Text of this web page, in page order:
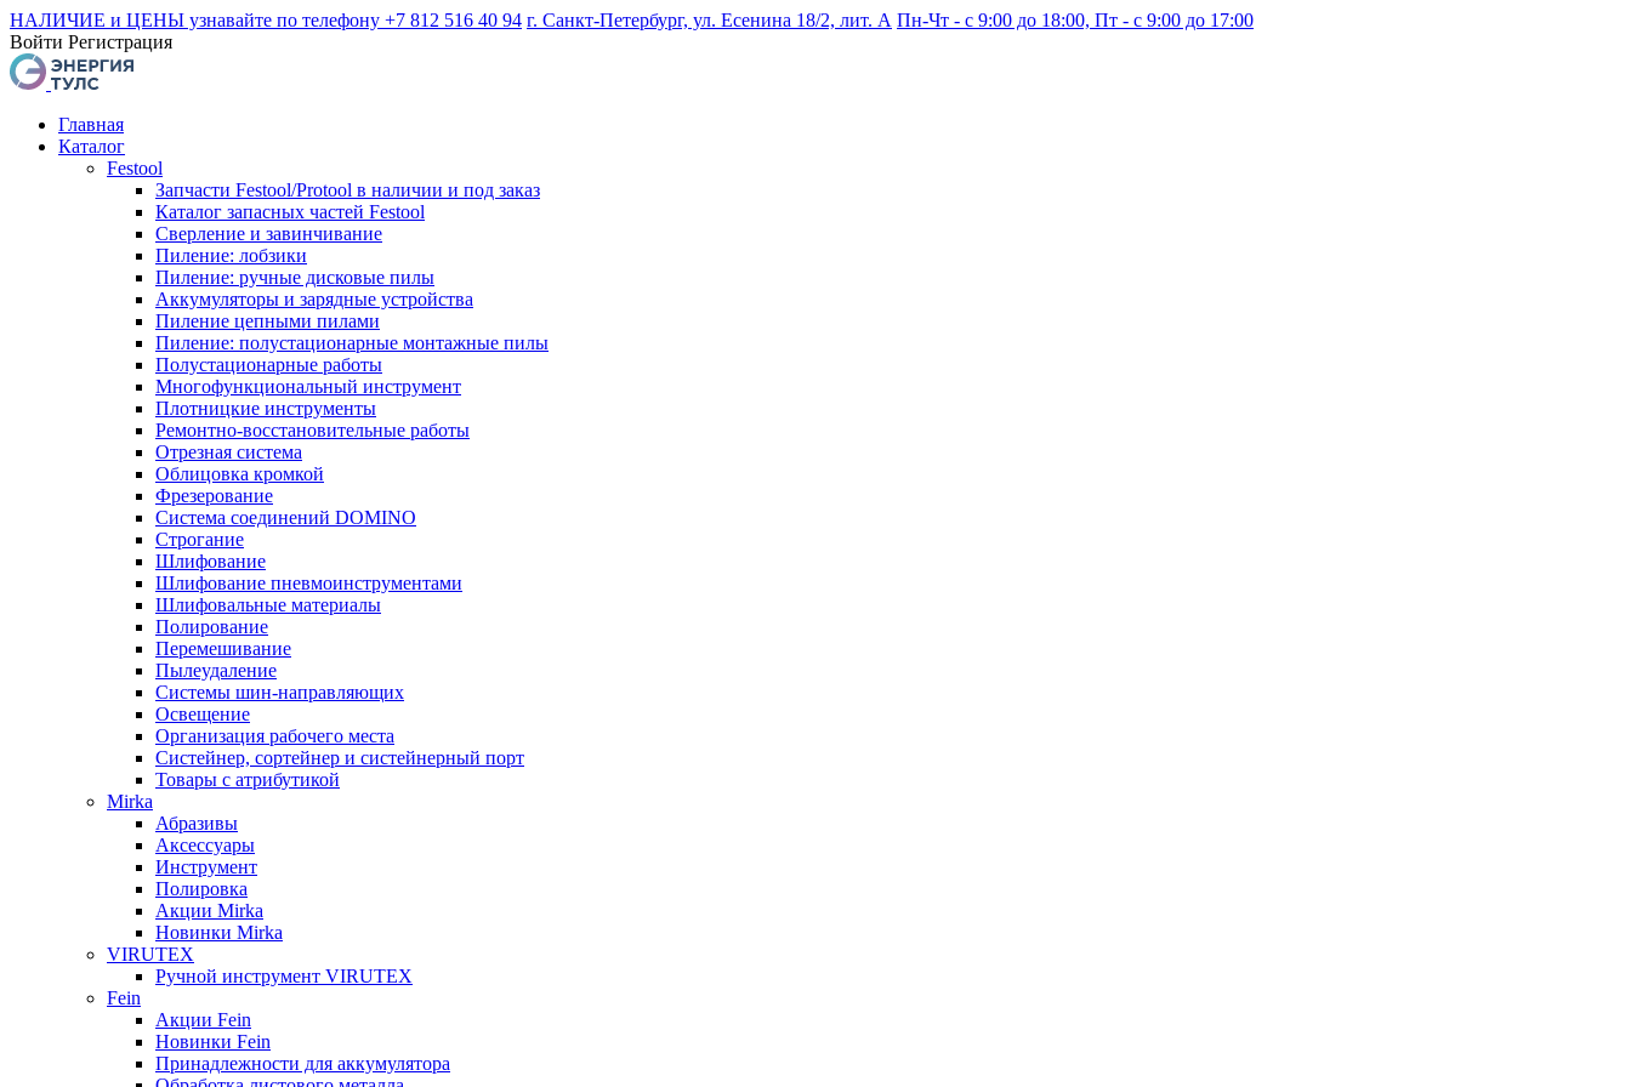
НАЛИЧИЕ и ЦЕНЫ узнавайте по телефону +7 812 516 40 94 г. Санкт-Петербург, ул. Есенина 18/2, лит. А Пн-Чт - с 9:00 до 18:00, Пт - с 9:00 до 17:00
Войти Регистрация
Главная
Каталог
Festool
Запчасти Festool/Protool в наличии и под заказ
Каталог запасных частей Festool
Сверление и завинчивание
Пиление: лобзики
Пиление: ручные дисковые пилы
Аккумуляторы и зарядные устройства
Пиление цепными пилами
Пиление: полустационарные монтажные пилы
Полустационарные работы
Многофункциональный инструмент
Плотницкие инструменты
Ремонтно-восстановительные работы
Отрезная система
Облицовка кромкой
Фрезерование
Система соединений DOMINO
Строгание
Шлифование
Шлифование пневмоинструментами
Шлифовальные материалы
Полирование
Перемешивание
Пылеудаление
Системы шин-направляющих
Освещение
Организация рабочего места
Систейнер, сортейнер и систейнерный порт
Товары с атрибутикой
Mirka
Абразивы
Аксессуары
Инструмент
Полировка
Акции Mirka
Новинки Mirka
VIRUTEX
Ручной инструмент VIRUTEX
Fein
Акции Fein
Новинки Fein
Принадлежности для аккумулятора